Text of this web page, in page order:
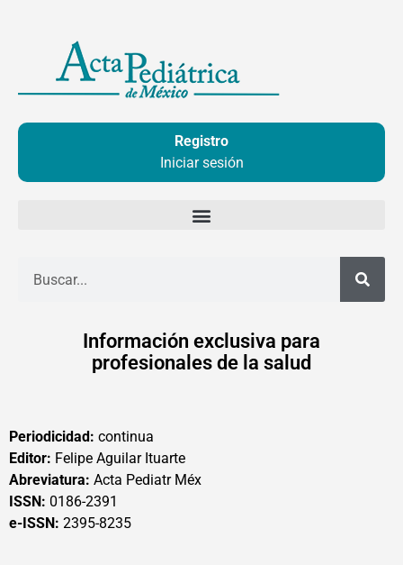
contenido
Registro
Iniciar sesión
Información exclusiva para
profesionales de la salud
Periodicidad: continua
Editor: Felipe Aguilar Ituarte
Abreviatura: Acta Pediatr Méx
ISSN: 0186-2391
e-ISSN: 2395-8235